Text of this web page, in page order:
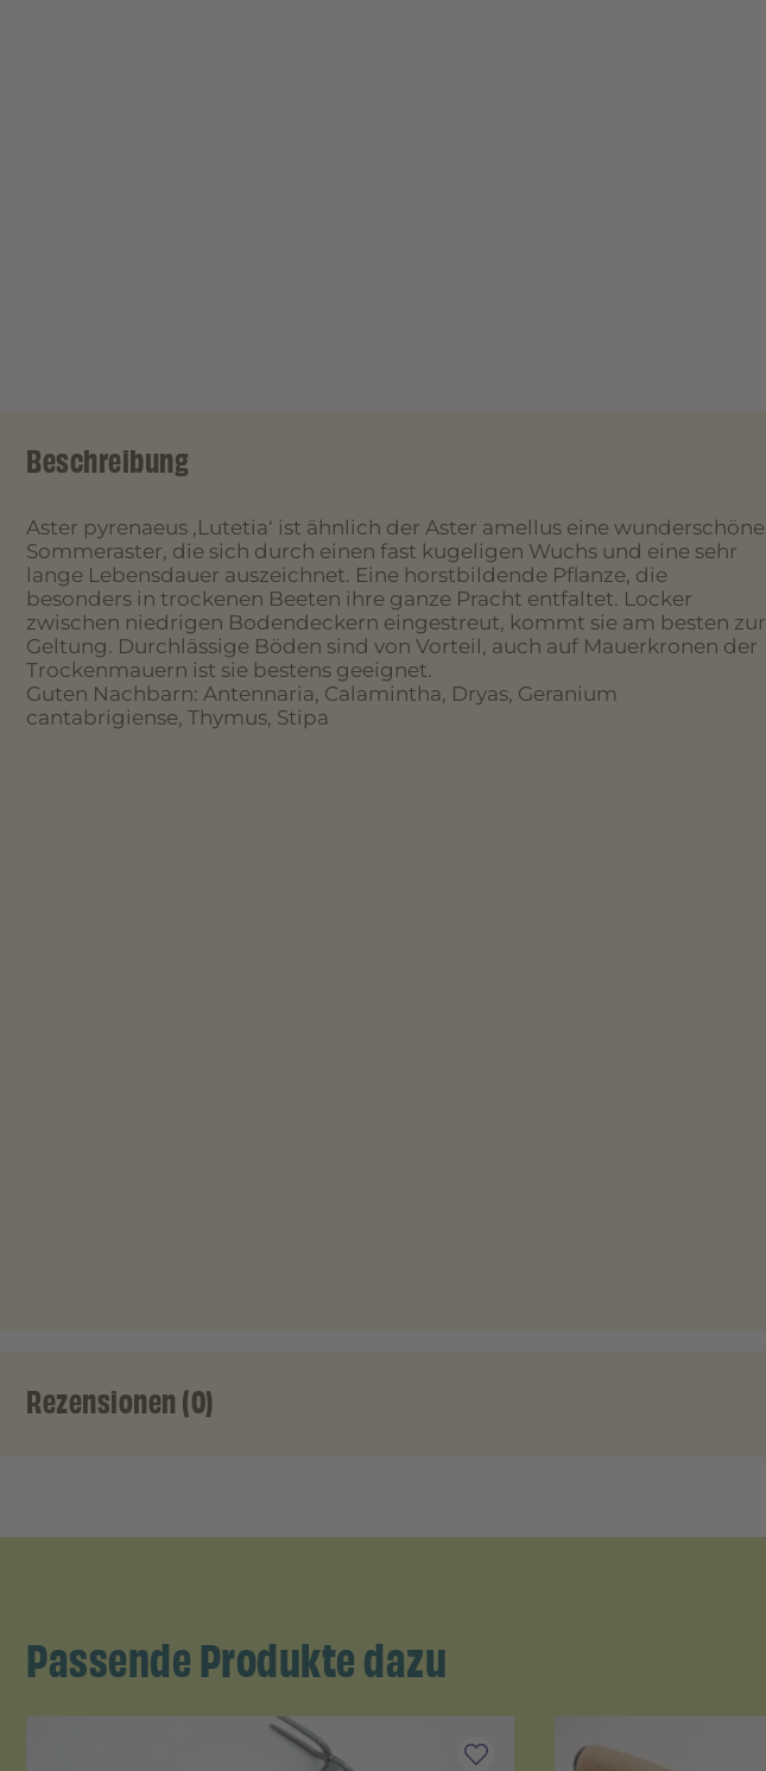
Beschreibung
Aster pyrenaeus ‚Lutetia‘ ist ähnlich der Aster amellus eine wunderschöne
Sommeraster, die sich durch einen fast kugeligen Wuchs und eine sehr
lange Lebensdauer auszeichnet. Eine horstbildende Pflanze, die
besonders in trockenen Beeten ihre ganze Pracht entfaltet. Locker
zwischen niedrigen Bodendeckern eingestreut, kommt sie am besten zur
Geltung. Durchlässige Böden sind von Vorteil, auch auf Mauerkronen der
Trockenmauern ist sie bestens geeignet.
Guten Nachbarn: Antennaria, Calamintha, Dryas, Geranium
cantabrigiense, Thymus, Stipa
Rezensionen (0)
Passende Produkte dazu